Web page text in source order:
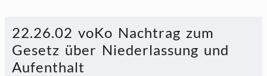
22.26.02 voKo Nachtrag zum
Gesetz über Niederlassung und
Aufenthalt